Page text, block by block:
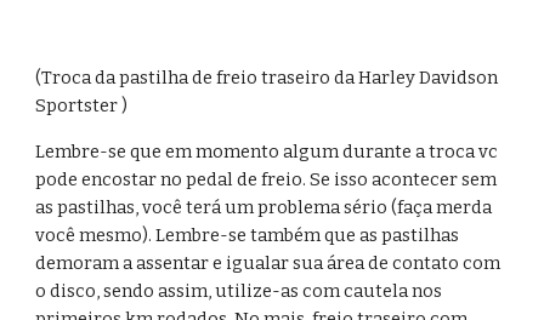
(Troca da pastilha de freio traseiro da Harley Davidson
Sportster )
Lembre-se que em momento algum durante a troca vc
pode encostar no pedal de freio. Se isso acontecer sem
as pastilhas, você terá um problema sério (faça merda
você mesmo). Lembre-se também que as pastilhas
demoram a assentar e igualar sua área de contato com
o disco, sendo assim, utilize-as com cautela nos